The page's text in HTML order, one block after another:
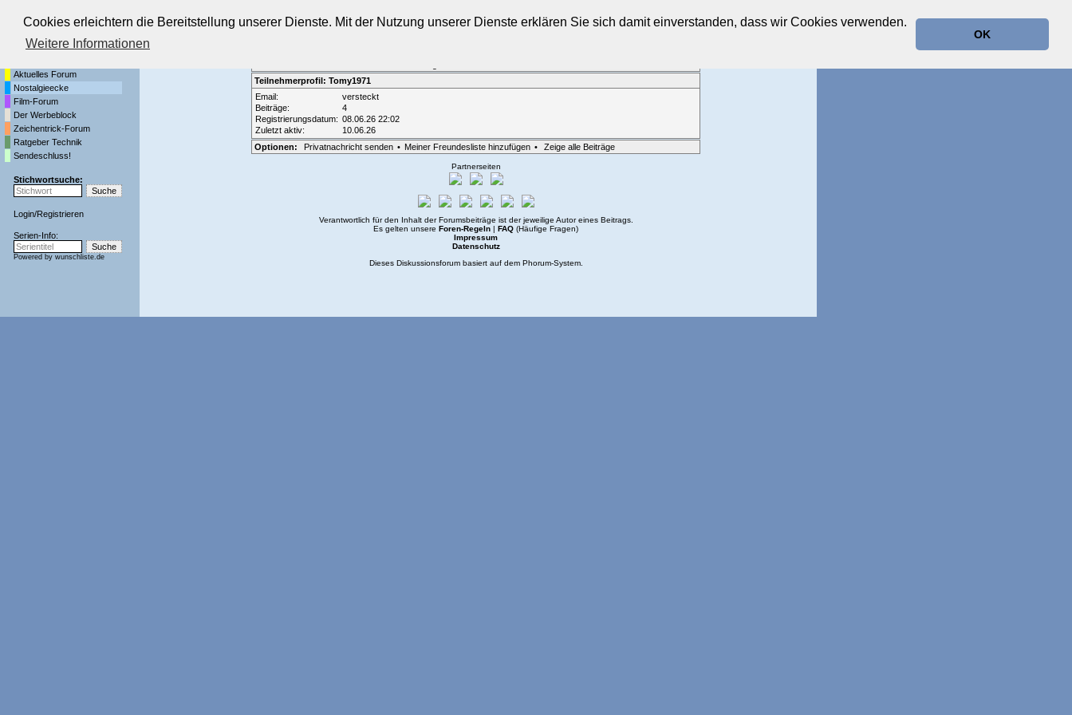
Cookies erleichtern die Bereitstellung unserer Dienste. Mit der Nutzung unserer Dienste erklären Sie sich damit einverstanden, dass wir Cookies verwenden.
Weitere Informationen
OK
Die Fernseh-Diskussionsforen von
Aktuelles Forum
Nostalgieecke
Film-Forum
Der Werbeblock
Zeichentrick-Forum
Ratgeber Technik
Sendeschluss!
Stichwortsuche:
Login/Registrieren
Serien-Info:
Powered by wunschliste.de
Teilnehmerprofil: Tomy1971
Email:
versteckt
Beiträge:
4
Registrierungsdatum: 08.06.26 22:02
Zuletzt aktiv:
10.06.26
Optionen:
Privatnachricht senden • Meiner Freundesliste hinzufügen • Zeige alle Beiträge
Partnerseiten
Verantwortlich für den Inhalt der Forumsbeiträge ist der jeweilige Autor eines Beitrags.
Es gelten unsere Foren-Regeln FAQ (Häufige Fragen)
Impressum
Datenschutz
Dieses Diskussionsforum basiert auf dem Phorum-System.